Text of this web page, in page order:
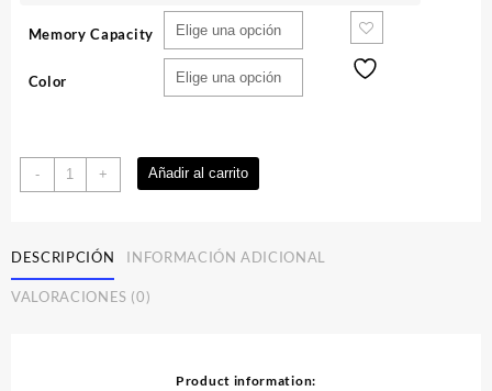
Memory Capacity
Color
-
7inch
Children's
core
Student
Cartoon
+ Añadir al carrito
DESCRIPCIÓN INFORMACIÓN ADICIONAL
VALORACIONES (0)
Product information: